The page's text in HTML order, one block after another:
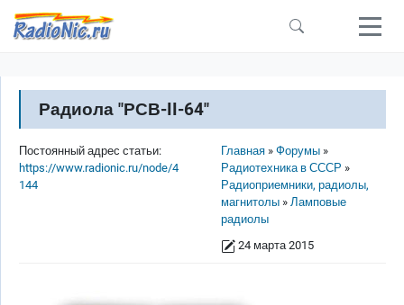
Перейти к основному содержанию
Радиола "РСВ-II-64"
Строка навигации
Главная
Форумы
Радиотехника в СССР
Радиоприемники, радиолы,
магнитолы
Ламповые
радиолы
24 марта 2015
Постоянный адрес статьи:
https://www.radionic.ru/node/4
144